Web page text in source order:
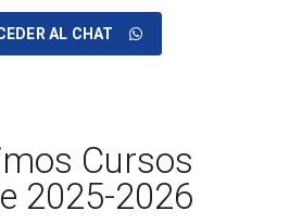
AL CHAT
Cursos
2025-2026